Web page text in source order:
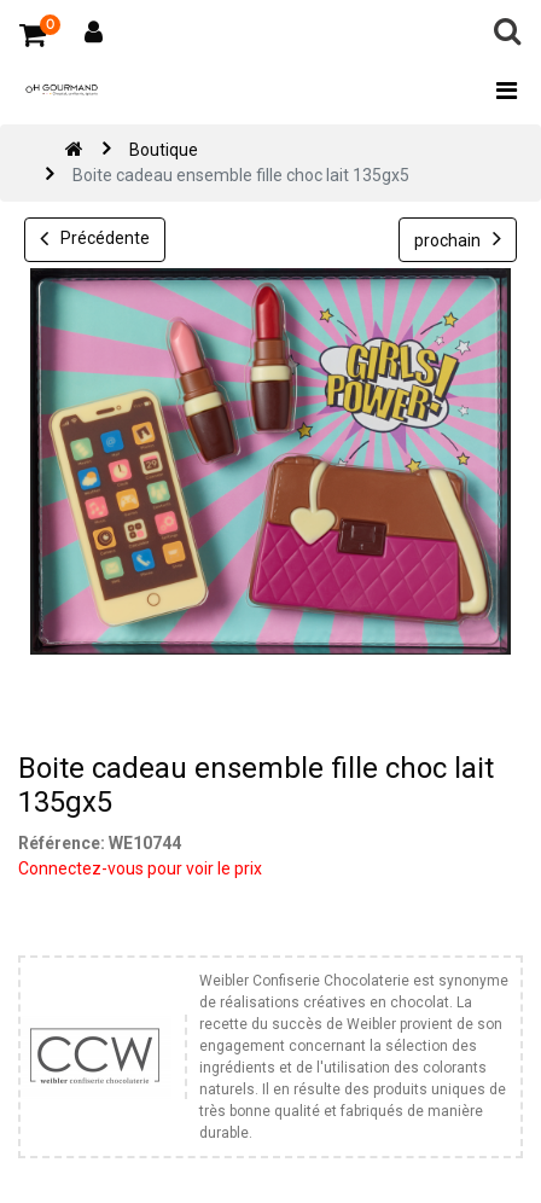
0
Boutique
Boite cadeau ensemble fille choc lait 135gx5
Précédente prochain
Boite cadeau ensemble fille choc lait
135gx5
Référence: WE10744
Connectez-vous pour voir le prix
Weibler Confiserie Chocolaterie est synonyme
de réalisations créatives en chocolat. La
recette du succès de Weibler provient de son
engagement concernant la sélection des
ingrédients et de l'utilisation des colorants
naturels. Il en résulte des produits uniques de
très bonne qualité et fabriqués de manière
durable.